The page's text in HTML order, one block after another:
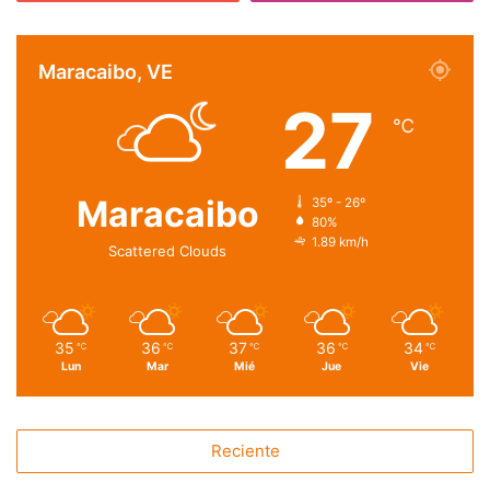
Maracaibo, VE
Maracaibo
Scattered Clouds
27 ℃
35º - 26º
80%
1.89 km/h
35 ℃
Lun
36 ℃
Mar
37 ℃
Mié
36 ℃
Jue
34 ℃
Vie
Reciente